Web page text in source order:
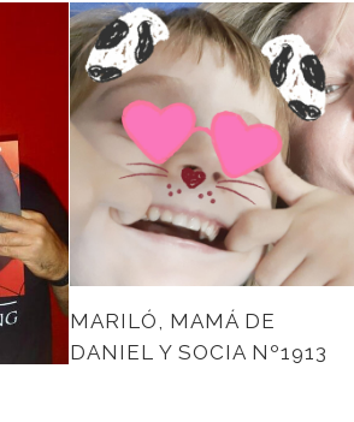
MARILÓ, MAMÁ DE
DANIEL Y SOCIA Nº1913